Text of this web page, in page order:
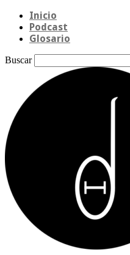
Inicio
Podcast
Glosario
Buscar